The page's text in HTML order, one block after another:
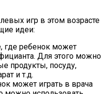
игр в этом возрасте
идеи:
где ребенок может
Для этого можно
продукты, посуду,
и т.д.
может играть в врача